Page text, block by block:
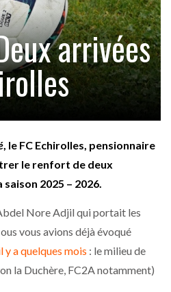
arrivées
, le FC Echirolles, pensionnaire
le renfort de deux
2025 – 2026.
Nore Adjil qui portait les
vous avions déjà évoqué
y a quelques mois : le milieu de
la Duchère, FC2A notamment)